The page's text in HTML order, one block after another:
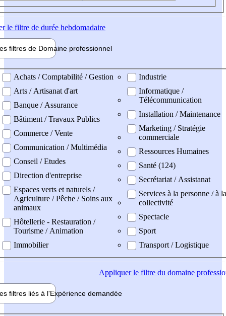
le filtre de durée hebdomadaire
filtres de Domaine professionnel
professionel
Achats / Comptabilité / Gestion
Arts / Artisanat d'art
Banque / Assurance
Bâtiment / Travaux Publics
Commerce / Vente
Communication / Multimédia
Conseil / Etudes
Direction d'entreprise
Espaces verts et naturels /
Agriculture / Pêche / Soins aux
animaux
Hôtellerie - Restauration /
Tourisme / Animation
Immobilier
Industrie
Informatique /
Télécommunication
Installation / Maintenance
Marketing / Stratégie
commerciale
Ressources Humaines
Santé (124)
Secrétariat / Assistanat
Services à la personne / à la
collectivité
Spectacle
Sport
Transport / Logistique
Appliquerle filtre du domaine
filtres liés à l'Expérience demandée